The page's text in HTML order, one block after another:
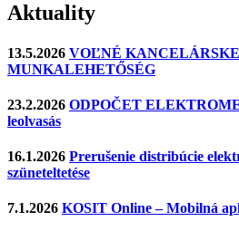
Aktuality
13.5.2026 VOĽNÉ
MUNKALEHETŐSÉG
23.2.2026 ODPOČET
leolvasás
16.1.2026 Prerušenie distribúcie
szüneteltetése
7.1.2026 KOSIT Online – Mobilná